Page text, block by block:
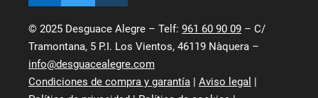
© 2025 Desguace Alegre – Telf: 961 60 90 09 – C/
Tramontana, 5 P.I. Los Vientos, 46119 Nàquera –
info@desguacealegre.com
Condiciones de compra y garantía | Aviso legal |